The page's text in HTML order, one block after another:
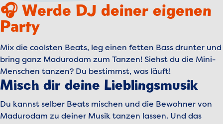
🎧 Werde DJ deiner eigenen
Party
Mix die coolsten Beats, leg einen fetten Bass drunter und
bring ganz Madurodam zum Tanzen! Siehst du die Mini-
Menschen tanzen? Du bestimmst, was läuft!
Misch dir deine Lieblingsmusik
Du kannst selber Beats mischen und die Bewohner von
Madurodam zu deiner Musik tanzen lassen. Und das